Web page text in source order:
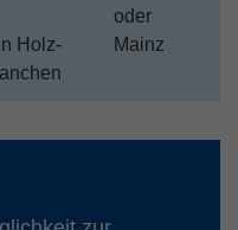
Holz-
oder
Mainz